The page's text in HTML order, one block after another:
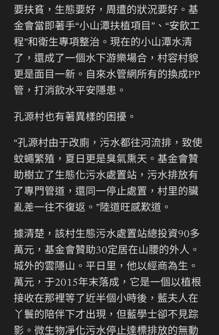
要扶貧，生態要好，周遭的狀況要好。基
金會當即著手“小山潭扶植項目”、“安飲工
程”和衛生專項整治。現在的小山潭水清
了，還成了一個水下游樂場合，村容村貌
更是面目一新。自來水管網所有的換成PP
管，打消飲水平安隱患。
孔源村也有著異樣的困擾。
“孔源村由于改廁，污水都往河流排，致使
蚊蠅繁殖，夏日更是臭氣熏天。基金會贊
助樹立了生態化污水處置站，污水排放有
了專門管道，還同一停止處置，村里的臟
亂差一往不復返。”陸道旺感歎道。
據清楚，該村生態污水處置站總投資90多
萬元，基金會贊助30定居在山腰的外人。
城外的雲隱山。平日里，他以經商為生。
萬元，于2015年末落成，它是一個以植根
接收在那裡等了近半個小時後，藍夫人在
丫鬟的陪伴下才出現，但藍學士卻不見踪
影。微生物凈化污水停止達標排放的無動